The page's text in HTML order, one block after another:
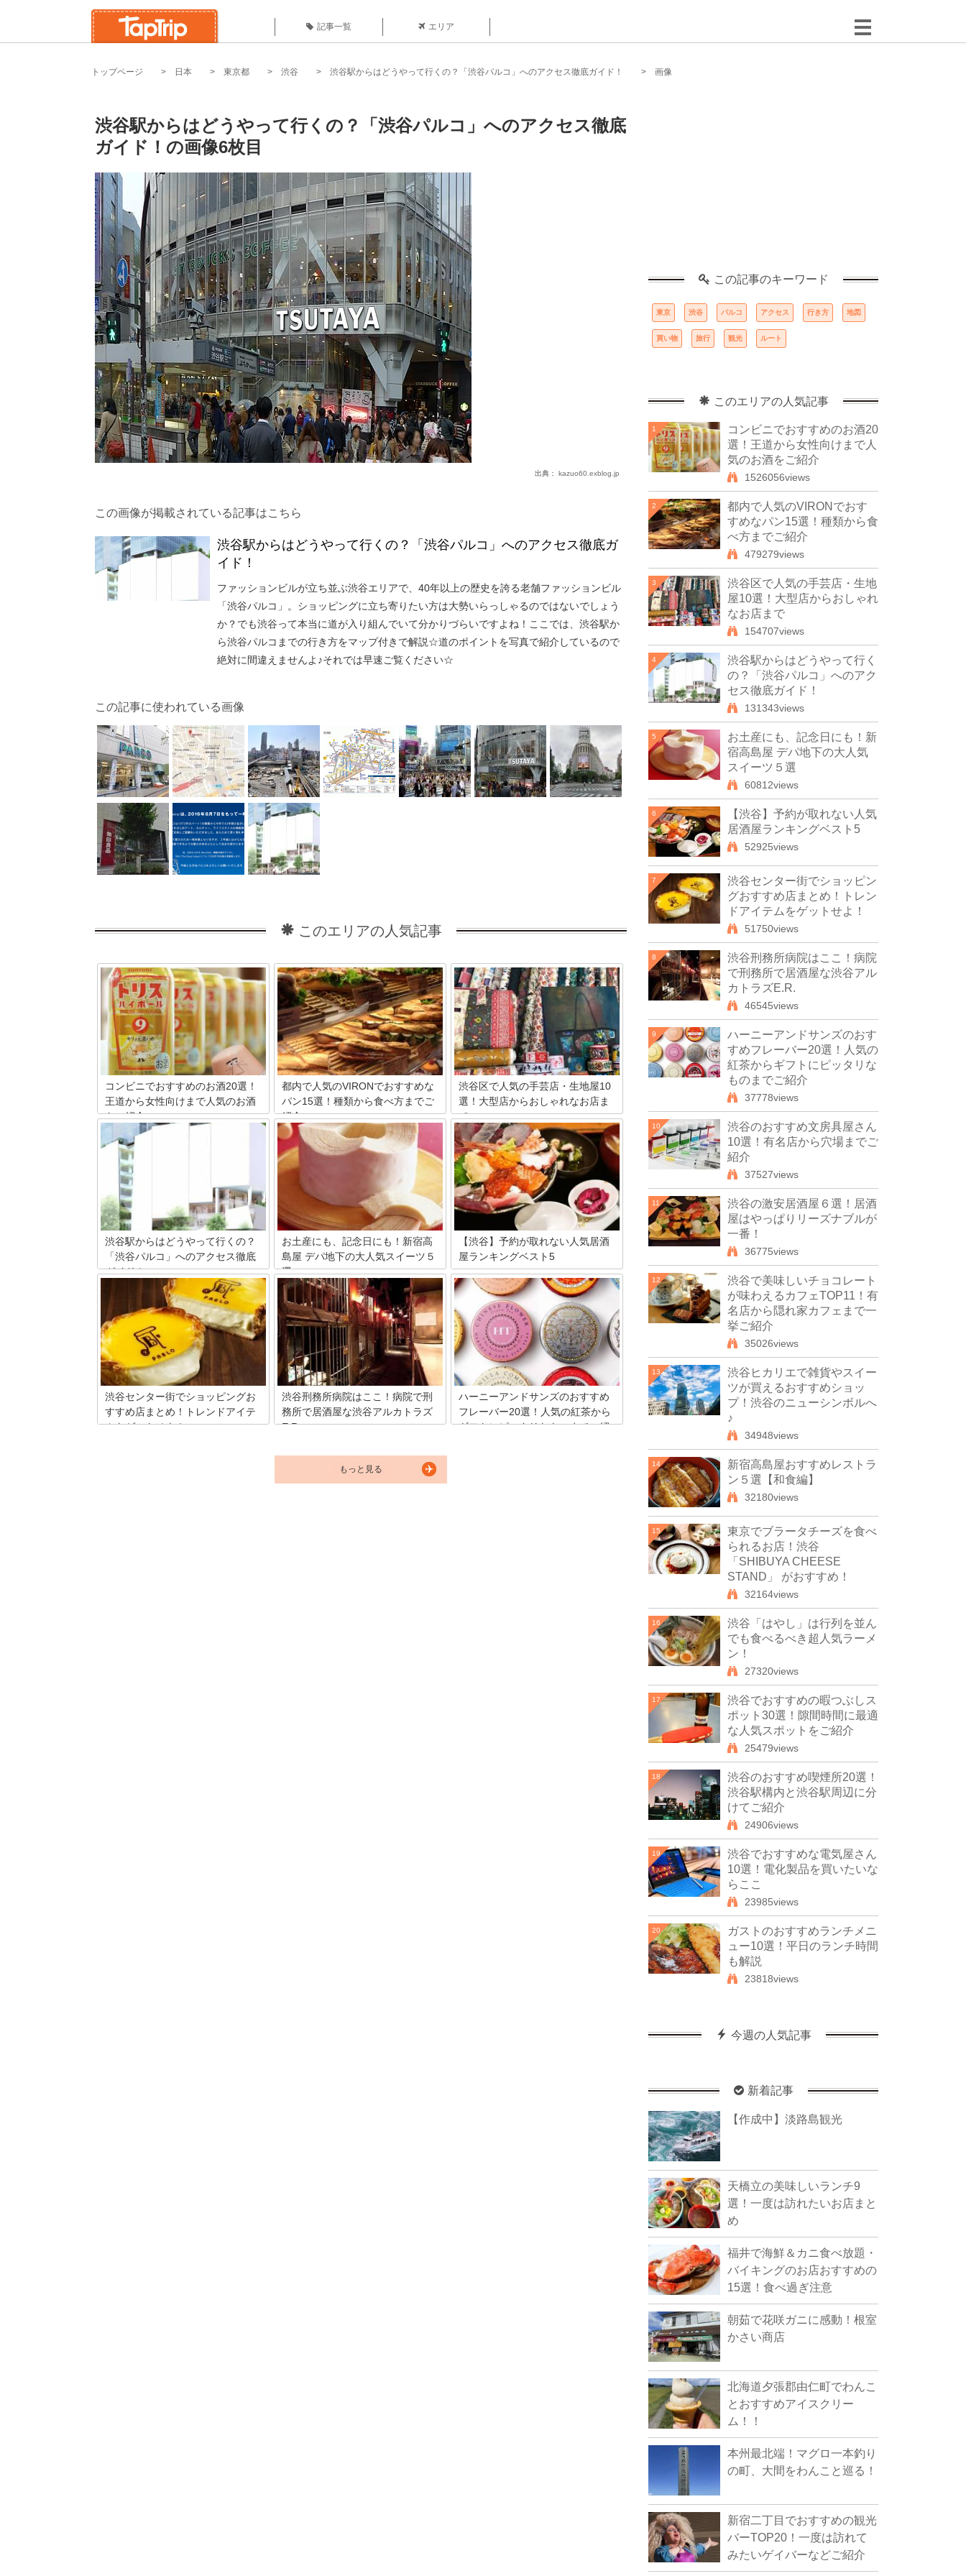
記事一覧 エリア
トップページ 日本 東京都 渋谷 渋谷駅からはどうやって行くの？「渋谷パルコ」へのアクセス徹底ガイド！ 画像
渋谷駅からはどうやって行くの？「渋谷パルコ」へのアクセス徹底
ガイド！の画像6枚目
出典： kazuo60.exblog.jp
この画像が掲載されている記事はこちら
渋谷駅からはどうやって行くの？「渋谷パルコ」へのアクセス徹底ガ
イド！
ファッションビルが立ち並ぶ渋谷エリアで、40年以上の歴史を誇る老舗ファッションビル
「渋谷パルコ」。ショッピングに立ち寄りたい方は大勢いらっしゃるのではないでしょう
か？でも渋谷って本当に道が入り組んでいて分かりづらいですよね！ここでは、渋谷駅か
ら渋谷パルコまでの行き方をマップ付きで解説☆道のポイントを写真で紹介しているので
絶対に間違えませんよ♪それでは早速ご覧ください☆
この記事に使われている画像
このエリアの人気記事
コンビニでおすすめのお酒20選！
王道から女性向けまで人気のお酒
をご紹介
便利なコンビニでは、ビール・ワイン・
ウイスキー・チューハイなど、様々な種
類のお酒が販売されています。ラインア
ップが豊富なので、新発売のものや自分
のお気に入りのお酒を見つけやすいのも
コンビニの良さ。そこで今回は、コンビ
ニで販売されているお酒の中からおすす
めの商品をランキング形式でご紹介して
いきます。
都内で人気のVIRONでおすすめな
パン15選！種類から食べ方までご
紹介
VIRON（ヴィロン）といえば、都内にあ
りながらおしゃれなパリの雰囲気を楽し
めるパン屋さん。パンの激戦区で「一番
おいしい！」との呼び声高いバゲットは
じめ、クロワッサンなどの食事系のもの
からデザート系まで、豊富なラインアッ
プも魅力です。そこで今回は、VIRONで
おすすめでのパンを厳選してご紹介！
渋谷区で人気の手芸店・生地屋10
選！大型店からおしゃれなお店ま
で
渋谷で手芸店をお探しですか？手作りヘ
アアクセサリーや雑貨小物のハンドメイ
ドで、おうち時間を充実させましょう。
渋谷西武の中の大型手芸店から生地の安
い個性派店まで勢ぞろい。手作りマスク
だけでなく手作りアクセサリーや手作り
バッグにも挑戦して末は手作り作家！？
ハンドメイドを応援する渋谷の手芸店を
一挙大公開。
渋谷駅からはどうやって行くの？
「渋谷パルコ」へのアクセス徹底
ガイド！
ファッションビルが立ち並ぶ渋谷エリア
で、40年以上の歴史を誇る老舗ファッシ
ョンビル「渋谷パルコ」。ショッピング
に立ち寄りたい方は大勢いらっしゃるの
ではないでしょうか？でも渋谷って本当
に道が入り組んでいて分かりづらいです
よね！ここでは、渋谷駅から渋谷パルコ
までの行き方をマップ付きで解説☆道の
ポイントを写真で紹介しているので絶対
に間違えませんよ♪それでは早速ご覧く
ださい☆
お土産にも、記念日にも！新宿高
島屋 デパ地下の大人気スイーツ５
選
デパ地下というと美味しそうな食べ物や
スイーツなどが沢山ありますよね。新作
の商品や、季節の食べ物が多くて、つい
つい手が出てしまいます。今回は、新宿
高島屋のデパ地下に標準を合わせて特集
してみたいと思います。
【渋谷】予約が取れない人気居酒
屋ランキングベスト5
東京観光で絶対に外せない渋谷！ショッ
ピングを楽しんだ後は、名物居酒屋で食
事しませんか？予約が取れない超人気居
酒屋から、海鮮料理をとてもリーズナブ
ルに味わえるカジュアル居酒屋、渋谷エ
リアでとても貴重な大衆居酒屋の名店ま
でランキング形式でご紹介したいと思い
渋谷センター街でショッピングお
すすめ店まとめ！トレンドアイテ
ムをゲットせよ！
渋谷刑務所病院はここ！病院で刑
務所で居酒屋な渋谷アルカトラズ
E.R.
ズE.R.」。渋谷刑務所病院を標榜するお
店なんです。いやいや、刑務所も病院も
飲食店とはかけ離れたふたつでしょとい
ハーニーアンドサンズのおすすめ
フレーバー20選！人気の紅茶から
ギフトにピッタリなものまでご紹
もっと見る
この記事のキーワード
東京 渋谷 パルコ アクセス 行き方 地図
買い物 旅行 観光 ルート
このエリアの人気記事
1
コンビニでおすすめのお酒20
選！王道から女性向けまで人
気のお酒をご紹介
1526056views
2
都内で人気のVIRONでおす
すめなパン15選！種類から食
べ方までご紹介
479279views
3
渋谷区で人気の手芸店・生地
屋10選！大型店からおしゃれ
なお店まで
154707views
4
渋谷駅からはどうやって行く
の？「渋谷パルコ」へのアク
セス徹底ガイド！
131343views
5
お土産にも、記念日にも！新
宿高島屋 デパ地下の大人気
スイーツ５選
60812views
6
【渋谷】予約が取れない人気
居酒屋ランキングベスト5
52925views
7
渋谷センター街でショッピン
グおすすめ店まとめ！トレン
ドアイテムをゲットせよ！
51750views
8
渋谷刑務所病院はここ！病院
で刑務所で居酒屋な渋谷アル
カトラズE.R.
46545views
9
ハーニーアンドサンズのおす
すめフレーバー20選！人気の
紅茶からギフトにピッタリな
ものまでご紹介
37778views
10
渋谷のおすすめ文房具屋さん
10選！有名店から穴場までご
紹介
37527views
11
渋谷の激安居酒屋６選！居酒
屋はやっぱりリーズナブルが
一番！
36775views
12
渋谷で美味しいチョコレート
が味わえるカフェTOP11！有
名店から隠れ家カフェまで一
挙ご紹介
35026views
13
渋谷ヒカリエで雑貨やスイー
ツが買えるおすすめショッ
プ！渋谷のニューシンボルへ
♪
34948views
14
新宿高島屋おすすめレストラ
ン５選【和食編】
32180views
15
東京でブラータチーズを食べ
られるお店！渋谷
「SHIBUYA CHEESE
STAND」 がおすすめ！
32164views
16
渋谷「はやし」は行列を並ん
でも食べるべき超人気ラーメ
ン！
27320views
17
渋谷でおすすめの暇つぶしス
ポット30選！隙間時間に最適
な人気スポットをご紹介
25479views
18
渋谷のおすすめ喫煙所20選！
渋谷駅構内と渋谷駅周辺に分
けてご紹介
24906views
19
渋谷でおすすめな電気屋さん
10選！電化製品を買いたいな
らここ
23985views
20
ガストのおすすめランチメニ
ュー10選！平日のランチ時間
も解説
23818views
今週の人気記事
新着記事
【作成中】淡路島観光
天橋立の美味しいランチ9
選！一度は訪れたいお店まと
め
福井で海鮮＆カニ食べ放題・
バイキングのお店おすすめの
15選！食べ過ぎ注意
朝茹で花咲ガニに感動！根室
かさい商店
北海道夕張郡由仁町でわんこ
とおすすめアイスクリー
ム！！
本州最北端！マグロ一本釣り
の町、大間をわんこと巡る！
新宿二丁目でおすすめの観光
バーTOP20！一度は訪れて
みたいゲイバーなどご紹介